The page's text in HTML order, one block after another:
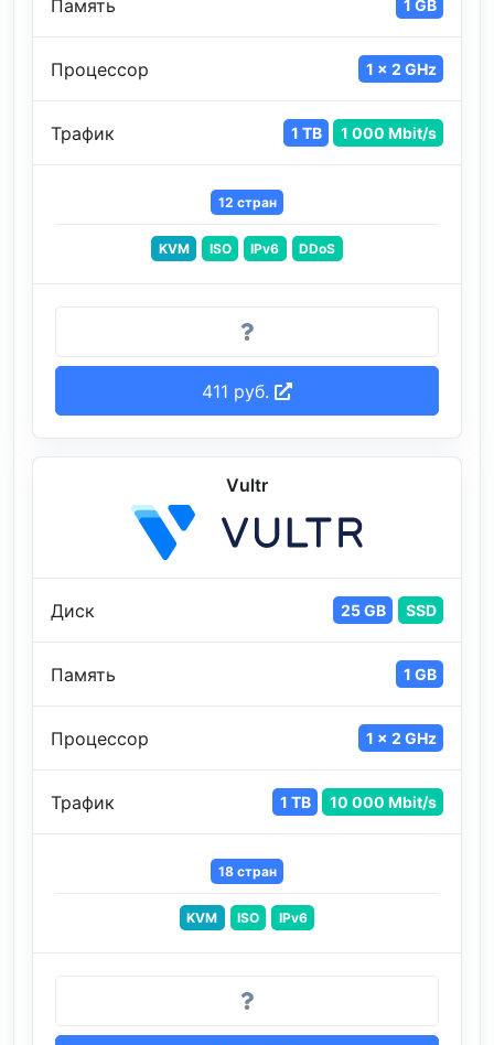
Память 1 GB
Процессор 1 x 2 GHz
Трафик 1 TB 1 000 Mbit/s
12 стран
KVM ISO IPv6 DDoS
411 руб.
Vultr
Диск 25 GB SSD
Память 1 GB
Процессор 1 x 2 GHz
Трафик 1 TB 10 000 Mbit/s
18 стран
KVM ISO IPv6